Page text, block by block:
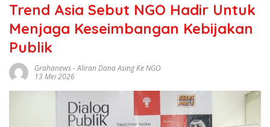
Trend Asia Sebut NGO Hadir Untuk
Menjaga Keseimbangan Kebijakan
Publik
Grahanews-Aliran Dana Asing Ke NGO
13 Mei 2026